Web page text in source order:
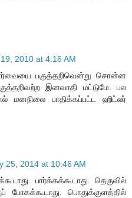
2010 at 4:16 AM
பகுத்தறிவென்று சொன்ன
இனவாதி மட்டுமே. பல
மனநிலை பாதிக்கப்பட்ட ஹிட்லர்
25, 2014 at 10:46 AM
பார்க்கக்கூடாது. தெருவில்
போகக்கூடாது. பொதுக்குளத்தில்